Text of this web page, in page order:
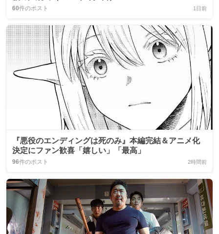
60件のポスト 1日前
『悪役のエンディングは死のみ』本編完結＆アニメ化
決定にファン歓喜「嬉しい」「最高」
96件のポスト 2時間前